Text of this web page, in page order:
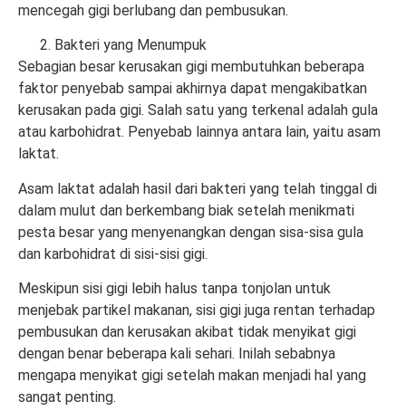
mencegah gigi berlubang dan pembusukan.
Bakteri yang Menumpuk
Sebagian besar kerusakan gigi membutuhkan beberapa
faktor penyebab sampai akhirnya dapat mengakibatkan
kerusakan pada gigi. Salah satu yang terkenal adalah gula
atau karbohidrat. Penyebab lainnya antara lain, yaitu asam
laktat.
Asam laktat adalah hasil dari bakteri yang telah tinggal di
dalam mulut dan berkembang biak setelah menikmati
pesta besar yang menyenangkan dengan sisa-sisa gula
dan karbohidrat di sisi-sisi gigi.
Meskipun sisi gigi lebih halus tanpa tonjolan untuk
menjebak partikel makanan, sisi gigi juga rentan terhadap
pembusukan dan kerusakan akibat tidak menyikat gigi
dengan benar beberapa kali sehari. Inilah sebabnya
mengapa menyikat gigi setelah makan menjadi hal yang
sangat penting.